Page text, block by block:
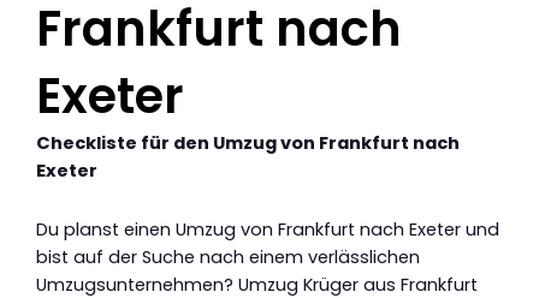
Frankfurt nach
Exeter
Checkliste für den Umzug von Frankfurt nach
Exeter
Du planst einen Umzug von Frankfurt nach Exeter und
bist auf der Suche nach einem verlässlichen
Umzugsunternehmen? Umzug Krüger aus Frankfurt